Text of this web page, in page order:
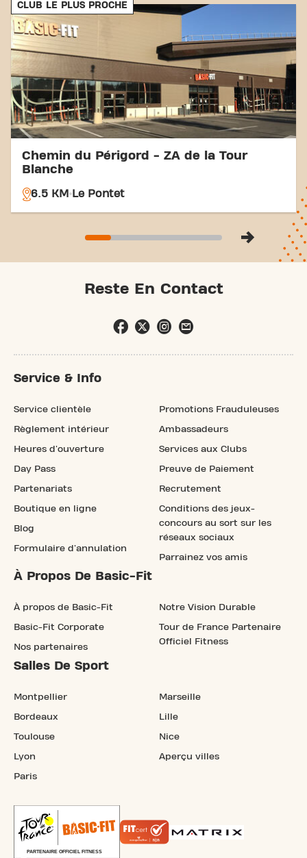
emplacement central et à nos bonnes connexions
de transport, atteindre vos objectifs de fitness est
un jeu d’enfant. Venez nous rendre visite au Basic-
Fit Villeneuve-lès-Avignon Rue Gilbert Sixou à
Villeneuve-lès-Avignon et rejoignez notre
communauté fitness !
CLUB LE PLUS PROCHE
Chemin du Périgord - ZA de la Tour
Blanche
6.5 KM Le Pontet
Reste En Contact
Service & Info
Service clientèle
Règlement intérieur
Heures d'ouverture
Day Pass
Partenariats
Boutique en ligne
Blog
Formulaire d'annulation
Promotions Frauduleuses
Ambassadeurs
Services aux Clubs
Preuve de Paiement
Recrutement
Conditions des jeux-
concours au sort sur les
réseaux sociaux
Parrainez vos amis
À Propos De Basic-Fit
À propos de Basic-Fit
Basic-Fit Corporate
Nos partenaires
Notre Vision Durable
Tour de France Partenaire
Officiel Fitness
Salles De Sport
Montpellier
Bordeaux
Toulouse
Lyon
Paris
Marseille
Lille
Nice
Aperçu villes